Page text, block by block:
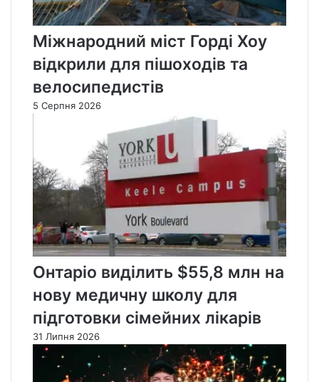
Міжнародний міст Горді Хоу
відкрили для пішоходів та
велосипедистів
5 Серпня 2026
Онтаріо виділить $55,8 млн на
нову медичну школу для
підготовки сімейних лікарів
31 Липня 2026